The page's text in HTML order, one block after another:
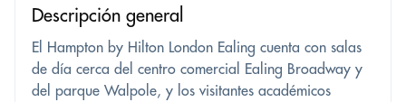
Descripción general
El Hampton by Hilton London Ealing cuenta con salas
de día cerca del centro comercial Ealing Broadway y
del parque Walpole, y los visitantes académicos